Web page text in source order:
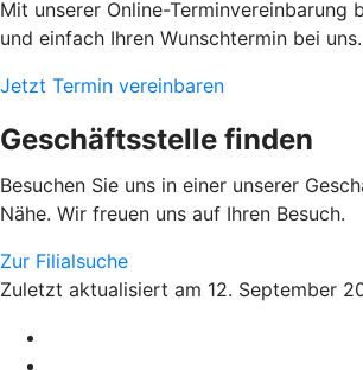
Mit unserer Online-Terminvereinbarung
und einfach Ihren Wunschtermin bei uns.
Jetzt Termin vereinbaren
Geschäftsstelle finden
Besuchen Sie uns in einer unserer
Nähe. Wir freuen uns auf Ihren Besuch.
Zur Filialsuche
Zuletzt aktualisiert am 12. September